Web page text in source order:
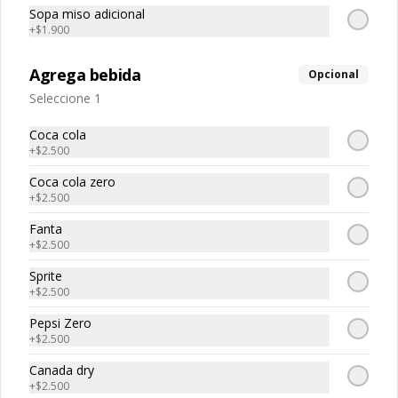
Coca Cola normal
Coca Cola zero
Fanta
Kem piña
Limon Soda
Canada Dry
$2.700
Sopa miso adicional
+$1.900
Agrega bebida Opcional
Seleccione 1
Coca cola
+$2.500
Coca cola zero
+$2.500
Fanta
+$2.500
Sprite
+$2.500
Pepsi Zero
+$2.500
Canada dry
+$2.500